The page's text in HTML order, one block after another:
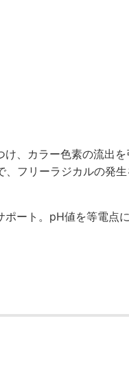
、カラー色素の流出
フリーラジカルの発
ート。pH値を等電点